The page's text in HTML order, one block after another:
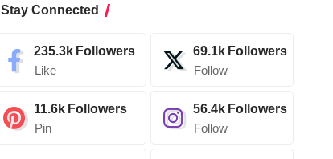
Stay Connected
235.3k Followers
Like
69.1k Followers
Follow
11.6k Followers
Pin
56.4k Followers
Follow